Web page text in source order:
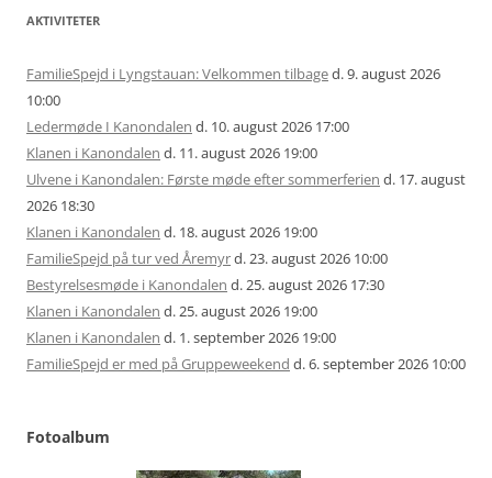
AKTIVITETER
FamilieSpejd i Lyngstauan: Velkommen tilbaged. 9. august 2026
10:00
Ledermøde I Kanondalen d. 10. august 2026 17:00
Klanen i Kanondalen d. 11. august 2026 19:00
Ulvene i Kanondalen: Første møde efter sommerferien d. 17. august
2026 18:30
Klanen i Kanondalen d. 18. august 2026 19:00
FamilieSpejd på tur ved Åremyrd. 23. august 2026 10:00
Bestyrelsesmøde i Kanondalen d. 25. august 2026 17:30
Klanen i Kanondalen d. 25. august 2026 19:00
Klanen i Kanondalen d. 1. september 2026 19:00
FamilieSpejd er med på Gruppeweekend d. 6. september 2026 10:00
Fotoalbum